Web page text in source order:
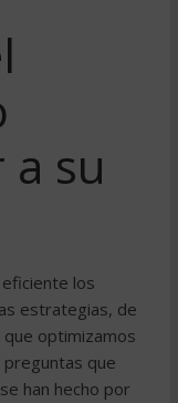
su
los
estrategias, de
que optimizamos
que
han hecho por